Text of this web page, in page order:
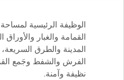
الوظيفة الرئيسية لمساحة
القمامة والغبار والأوراق
المدينة والطرق السريعة،
الفرش والشفط وجَمع القمامة
نظيفة وآمنة.